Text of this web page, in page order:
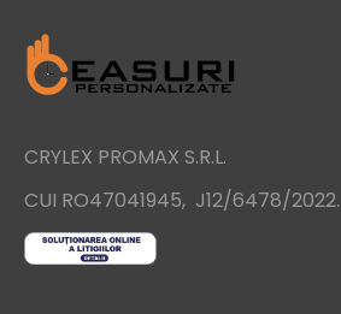
CRYLEX PROMAX S.R.L.
CUI RO47041945, J12/6478/2022.